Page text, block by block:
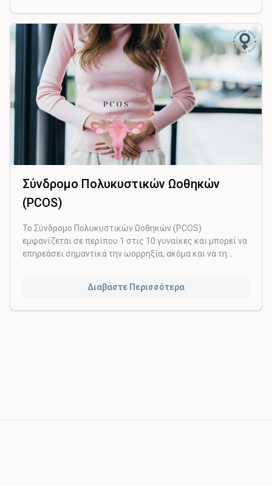
Σύνδρομο Πολυκυστικών Ωοθηκών
(PCOS)
Το Σύνδρομο Πολυκυστικών Ωοθηκών (PCOS)
εμφανίζεται σε περίπου 1 στις 10 γυναίκες και μπορεί να
επηρεάσει σημαντικά την ωορρηξία, ακόμα και να τη
Διαβάστε Περισσότερα